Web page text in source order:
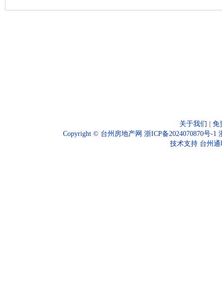
关于我们
免
Copyright © 台州房地产网 浙ICP备2024070870号-1
技术支持 台州